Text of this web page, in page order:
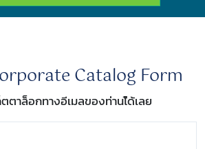
Catalog Form
ตาล็อกทางอีเมลของท่านไ้ด้เลย